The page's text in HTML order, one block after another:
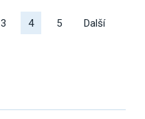
3 4 5 Další